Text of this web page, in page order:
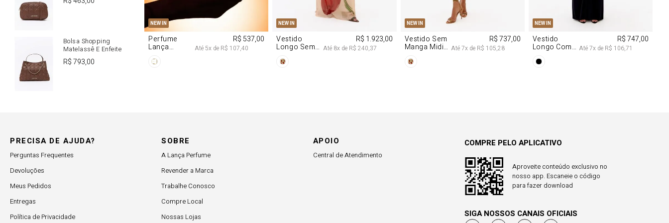
Bolsa Shopping
Matelassê E Enfeite
R$793,00
NEW IN
U
Perfume
Lança
R$ 537,00
Até 5x de R$ 107,40
NEW IN
G
Vestido
Longo Sem
Chiffon
R$ 1.923,00
Até 8x de R$ 240,37
NEW IN
PP M
Vestido Sem
Manga Midi
Morango
R$ 737,00
Até7x de R$ 105,28
NEW IN
PP M
Vestido
Longo Com
Na Frente
R$ 747,00
Até7x de R$ 106,71
PRECISA DE AJUDA?
Perguntas Frequentes
Devoluções
Meus Pedidos
Entregas
Política de Privacidade
SOBRE
A Lança Perfume
Revender a Marca
Trabalhe Conosco
Compre Local
Nossas Lojas
APOIO
Central de Atendimento
COMPRE PELO APLICATIVO
Aproveite conteúdo exclusivo no
nosso app. Escaneie o código
para fazer download
SIGA NOSSOS CANAIS OFICIAIS